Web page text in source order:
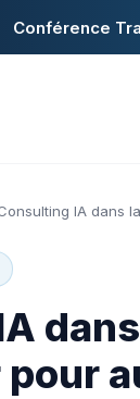
Conférence
IA dans